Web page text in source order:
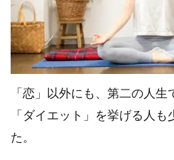
「恋」以外にも、第二の人
「ダイエット」を挙げる人
た。